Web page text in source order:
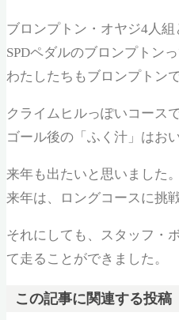
ブロンプトン・オヤジ4人組
SPDペダルのブロンプトン
わたしたちもブロンプトン
クライムヒルっぽいコース
ゴール後の「ふく汁」はお
来年も出たいと思いました。
来年は、ロングコースに挑
それにしても、スタッフ・
て走ることができました。
この記事に関連する投稿